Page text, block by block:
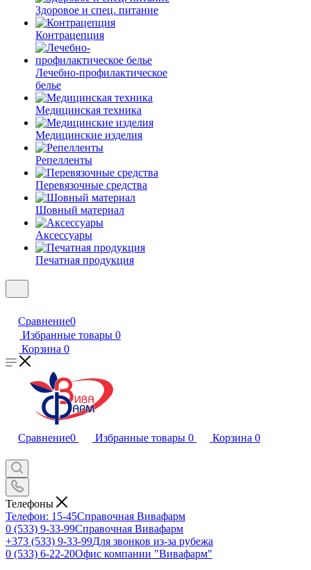
Здоровое и спец. питание
Контрацепция
Лечебно-профилактическое
белье
Медицинская техника
Медицинские изделия
Репелленты
Перевязочные средства
Шовный материал
Аксессуары
Печатная продукция
Сравнение0
Избранные товары 0
Корзина 0
Сравнение0 Избранные товары 0 Корзина 0
Телефоны
Телефон: 15-45Справочная Вивафарм
0 (533) 9-33-99Справочная Вивафарм
+373 (533) 9-33-99Для звонков из-за рубежа
0 (533) 6-22-20Офис компании "Вивафарм"